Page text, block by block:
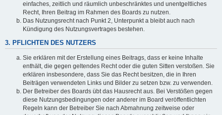
einfaches, zeitlich und räumlich unbeschränktes und unentgeltliches
Recht, Ihren Beitrag im Rahmen des Boards zu nutzen.
Das Nutzungsrecht nach Punkt 2, Unterpunkt a bleibt auch nach
Kündigung des Nutzungsvertrages bestehen.
3. PFLICHTEN DES NUTZERS
Sie erklären mit der Erstellung eines Beitrags, dass er keine Inhalte
enthält, die gegen geltendes Recht oder die guten Sitten verstoßen. Sie
erklären insbesondere, dass Sie das Recht besitzen, die in Ihren
Beiträgen verwendeten Links und Bilder zu setzen bzw. zu verwenden.
Der Betreiber des Boards übt das Hausrecht aus. Bei Verstößen gegen
diese Nutzungsbedingungen oder anderer im Board veröffentlichten
Regeln kann der Betreiber Sie nach Abmahnung zeitweise oder